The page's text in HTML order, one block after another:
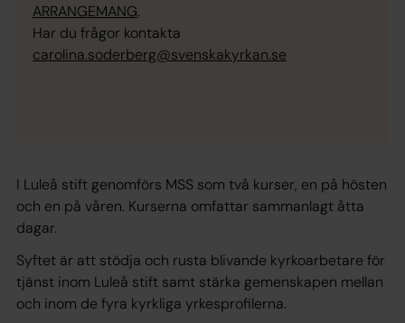
ARRANGEMANG.
Har du frågor kontakta
carolina.soderberg@svenskakyrkan.se
I Luleå stift genomförs MSS som två kurser, en på hösten
och en på våren. Kurserna omfattar sammanlagt åtta
dagar.
Syftet är att stödja och rusta blivande kyrkoarbetare för
tjänst inom Luleå stift samt stärka gemenskapen mellan
och inom de fyra kyrkliga yrkesprofilerna.